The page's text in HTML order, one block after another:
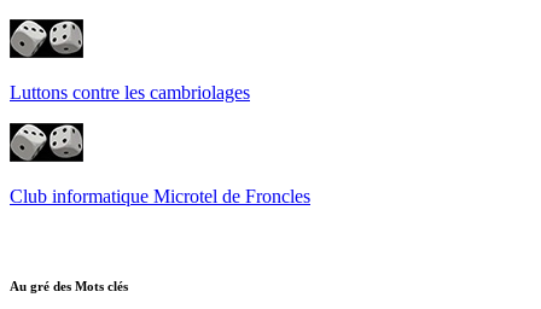
Luttons contre les cambriolages
Club informatique Microtel de Froncles
Au gré des Mots clés